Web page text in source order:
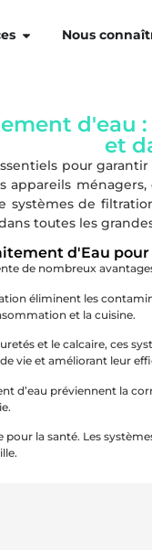
Nous
d'eau
et
pour
de
toutes les
d'Eau
de nombreux
éliminent les
et la cuisine.
et le calcaire, ces
vie et améliorant leur
d’eau préviennent la
pour la santé. Les